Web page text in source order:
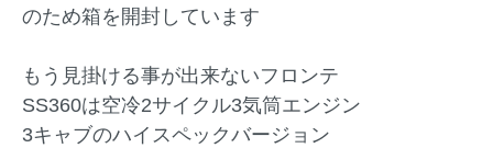
のため箱を開封しています
もう見掛ける事が出来ないフロンテ
SS360は空冷2サイクル3気筒エンジン
3キャブのハイスペックバージョン